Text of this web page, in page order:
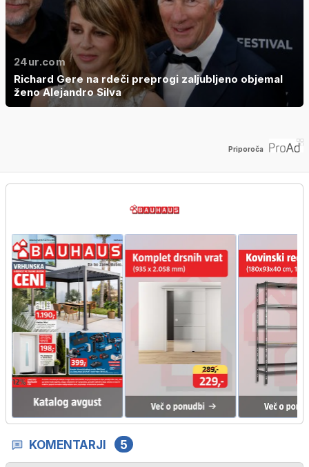
24ur.com
Richard Gere na rdeči preprogi zaljubljeno objemal
ženo Alejandro Silva
Priporoča
KOMENTARJI 5